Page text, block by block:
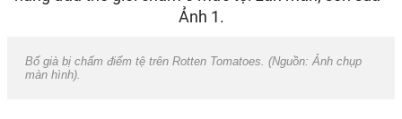
Bố già bị chấm điểm tệ trên Rotten Tomatoes. (Nguồn: Ảnh chụp
màn hình).